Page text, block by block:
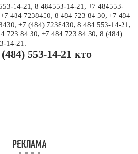
14-21, 8 484553-14-21, +7 484553-
484 7238430, 8 484 723 84 30, +7 484
+7 (484) 7238430, 8 484 553-14-21,
723 84 30, +7 484 723 84 30, 8 (484)
14-21.
553-14-21 кто